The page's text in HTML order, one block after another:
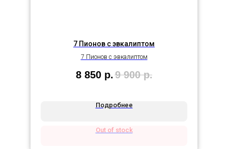
7 Пионов с эвкалиптом
7 Пионов с эвкалиптом
8 850 р.9 900 р.
Подробнее
Out of stock